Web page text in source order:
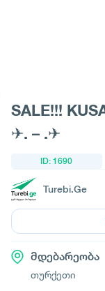
SALE!!!
✈. – .✈
ID: 1690
Turebi.Ge
მდებარეობა
თურქეთი